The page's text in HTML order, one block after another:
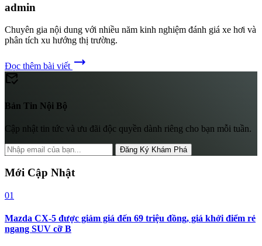
admin
Chuyên gia nội dung với nhiều năm kinh nghiệm đánh giá xe hơi và
phân tích xu hướng thị trường.
Đọc thêm bài viết trending_flat
mark_email_read
Bản Tin Nội Bộ
Cập nhật tin tức và ưu đãi độc quyền dành riêng cho bạn mỗi tuần.
Đăng Ký Khám Phá
Mới Cập Nhật
01
Mazda CX-5 được giảm giá đến 69 triệu đồng, giá khởi điểm rẻ
ngang SUV cỡ B